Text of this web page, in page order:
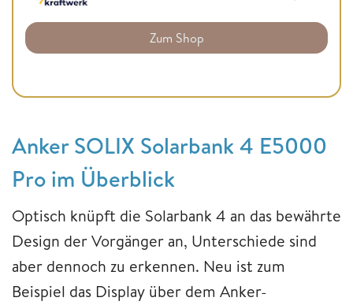
Zum Shop
Anker SOLIX Solarbank 4 E5000
Pro im Überblick
Optisch knüpft die Solarbank 4 an das bewährte
Design der Vorgänger an, Unterschiede sind
aber dennoch zu erkennen. Neu ist zum
Beispiel das Display über dem Anker-